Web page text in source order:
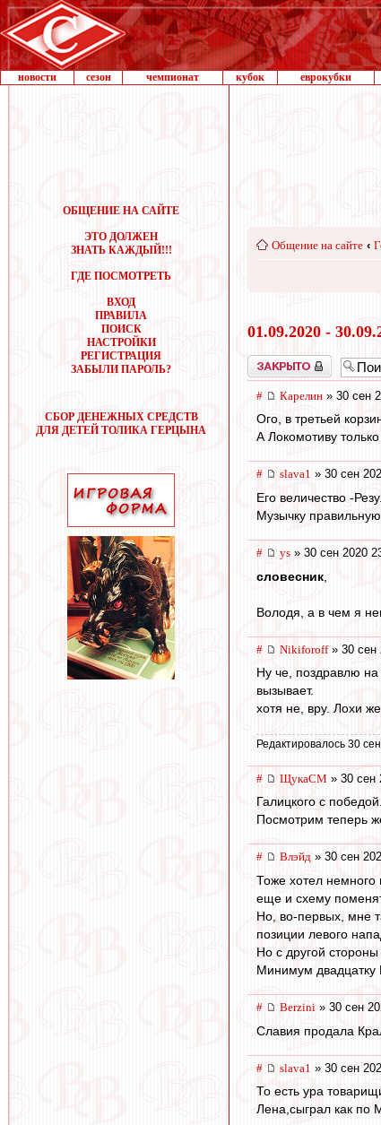
новости сезон чемпионат кубок еврокубки
ОБЩЕНИЕ НА САЙТЕ
ЭТО ДОЛЖЕН
ЗНАТЬ КАЖДЫЙ!!!
ГДЕ ПОСМОТРЕТЬ
ВХОД
ПРАВИЛА
ПОИСК
НАСТРОЙКИ
РЕГИСТРАЦИЯ
ЗАБЫЛИ ПАРОЛЬ?
СБОР ДЕНЕЖНЫХ СРЕДСТВ
ДЛЯ ДЕТЕЙ ТОЛИКА ГЕРЦЫНА
Общение на сайте ‹
01.09.2020 -
Закрыто
# Карелин » 30 сен
Ого, в третьей
А Локомотиву
# slava1 » 30 сен
Его величество -
Музычку правильную
# ys » 30 сен 2020
словесник
Володя, а в чем я
# Nikiforoff» 30 сен
Ну че, поздравлю на
вызывает.
хотя не, вру. Лохи
Редактировалось 30
# ЩукаСМ » 30 сен
Галицкого с
Посмотрим теперь
# Влэйд » 30 сен
Тоже хотел немного
еще и схему
Но, во-первых, мне
позиции левого
Но с другой
Минимум двадцатку
# Berzini » 30 сен
Славия продала
# slava1 » 30 сен
То есть ура
Лена,сыграл как по